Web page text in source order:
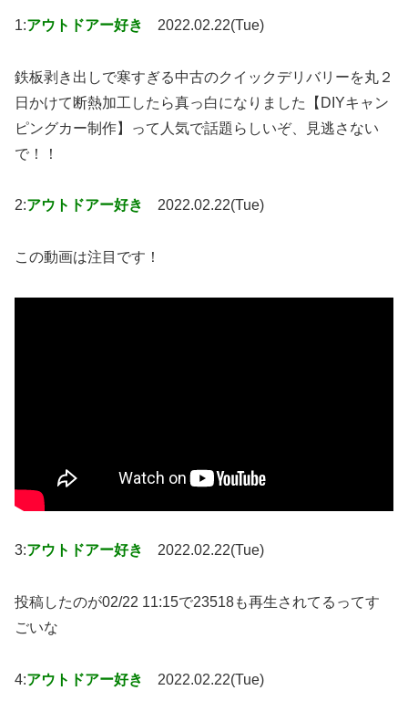
1:アウトドアー好き 2022.02.22(Tue)
鉄板剥き出しで寒すぎる中古のクイックデリバリーを丸２
日かけて断熱加工したら真っ白になりました【DIYキャン
ピングカー制作】って人気で話題らしいぞ、見逃さない
で！！
2:アウトドアー好き 2022.02.22(Tue)
この動画は注目です！
3:アウトドアー好き 2022.02.22(Tue)
投稿したのが02/22 11:15で23518も再生されてるってす
ごいな
4:アウトドアー好き 2022.02.22(Tue)